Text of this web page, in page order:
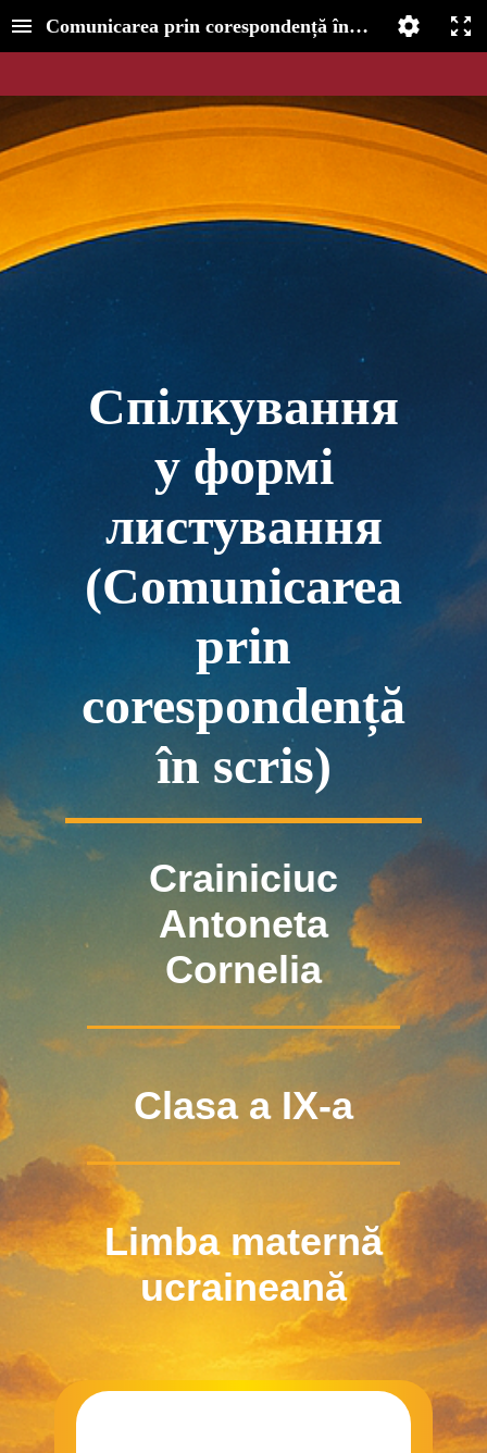
Comunicarea prin corespondență în scris
Спілкування
у формі
листування
(Comunicarea
prin
corespondență
în scris)
Crainiciuc
Antoneta
Cornelia
Clasa a IX-a
Limba maternă
ucraineană